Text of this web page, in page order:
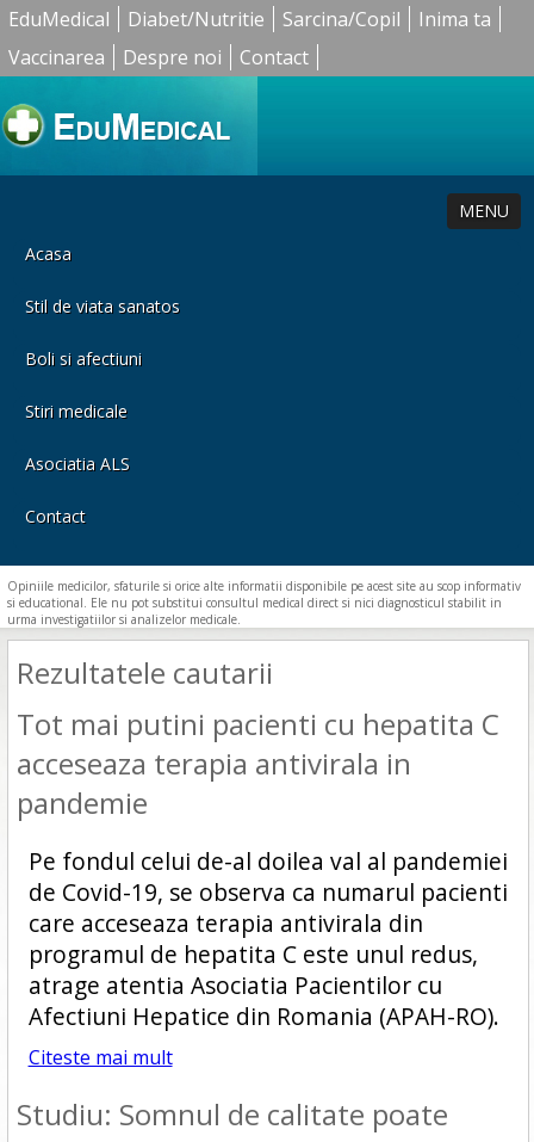
EduMedical Diabet/Nutritie Sarcina/Copil
Inima ta
Vaccinarea
Despre noi Contact
MENU
Acasa
Stil de viata sanatos
Boli si afectiuni
Stiri medicale
Asociatia ALS
Contact
Opiniile medicilor, sfaturile si orice alte informatii disponibile pe acest site au scop informativ
si educational. Ele nu pot substitui consultul medical direct si nici diagnosticul stabilit in
urma investigatiilor si analizelor medicale.
Rezultatele cautarii
Tot mai putini pacienti cu hepatita C
acceseaza terapia antivirala in
pandemie
Pe fondul celui de-al doilea val al pandemiei
de Covid-19, se observa ca numarul pacienti
care acceseaza terapia antivirala din
programul de hepatita C este unul redus,
atrage atentia Asociatia Pacientilor cu
Afectiuni Hepatice din Romania (APAH-RO).
Citeste mai mult
Studiu: Somnul de calitate poate